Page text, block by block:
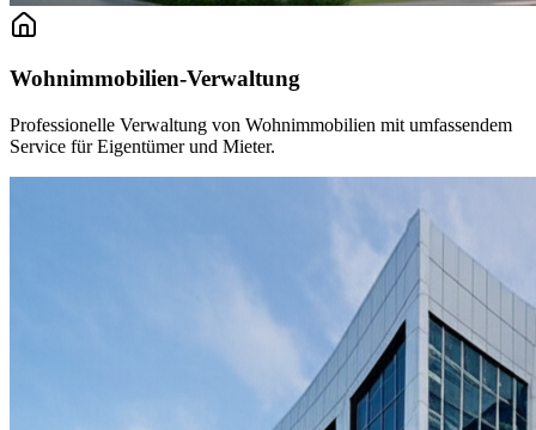
Wohnimmobilien-Verwaltung
Professionelle Verwaltung von Wohnimmobilien mit umfassendem
Service für Eigentümer und Mieter.